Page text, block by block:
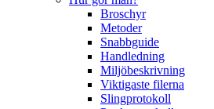
Broschyr
Metoder
Snabbguide
Handledning
Miljöbeskrivning
Viktigaste filerna
Slingprotokoll